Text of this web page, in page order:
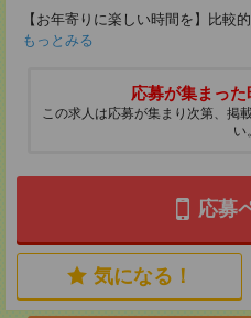
【お年寄りに楽しい時間を】比較
もっとみる
応募が集まっ
この求人は応募が集まり次第、掲
い。
応募
気になる！